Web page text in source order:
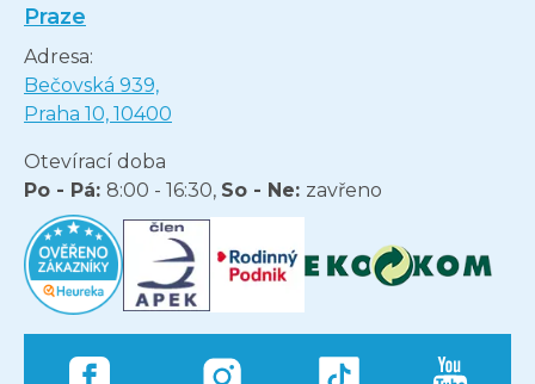
Praze
Adresa:
Bečovská 939,
Praha 10, 10400
Otevírací doba
Po - Pá: 8:00 - 16:30, So - Ne: zavřeno